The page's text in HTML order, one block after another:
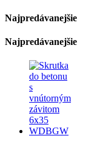
Najpredávanejšie
Najpredávanejšie